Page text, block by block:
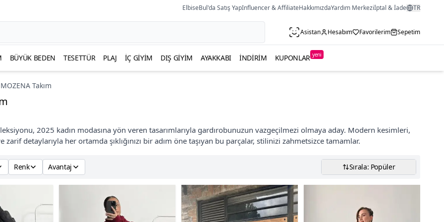
ElbiseBul'da Satış YapInfluencer & AffiliateHakkımızdaYardım Merkeziİptal & İade TR
Asistan Hesabım Favorilerim Sepetim
BÜYÜK BEDEN TESETTÜR PLAJ İÇ GIYIM DIŞ GIYIM AYAKKABI İNDIRIM KUPONLAR yeni
MOZENA Takım
2025 kadın modasına yön veren tasarımlarıyla gardırobunuzun vazgeçilmezi olmaya aday. Modern kesimleri,
zarif detaylarıyla her ortamda şıklığınızı bir adım öne taşıyan bu parçalar, stilinizi zahmetsizce tamamlar.
Renk Avantaj Sırala: Popüler